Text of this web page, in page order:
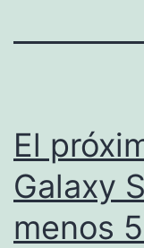
El
Galaxy
menos